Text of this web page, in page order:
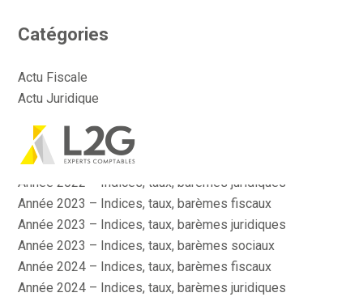
Aller
au
Catégories
Actu Fiscale
Actu Juridique
Actualité
Année 2022 – Indices, taux, barèmes fiscaux
Année 2022 – Indices, taux, barèmes juridiques
Année 2023 – Indices, taux, barèmes fiscaux
Année 2023 – Indices, taux, barèmes juridiques
Année 2023 – Indices, taux, barèmes sociaux
Année 2024 – Indices, taux, barèmes fiscaux
Année 2024 – Indices, taux, barèmes juridiques